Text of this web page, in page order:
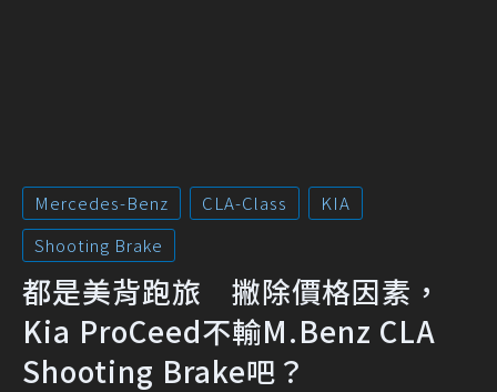
Mercedes-Benz CLA-Class
KIA
Shooting Brake
都是美背跑旅 撇除價格因素，
Kia ProCeed不輸M.Benz CLA
Shooting Brake吧？